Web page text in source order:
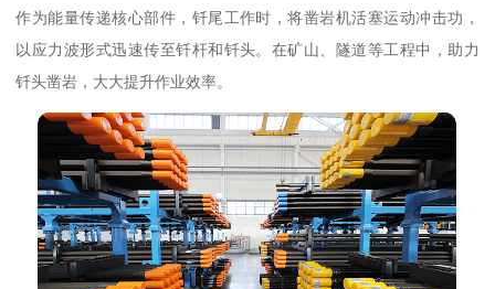
作为能量传递核心部件，钎尾工作时，将凿岩机活塞运动冲击功，
以应力波形式迅速传至钎杆和钎头。在矿山、隧道等工程中，助力
钎头凿岩，大大提升作业效率。